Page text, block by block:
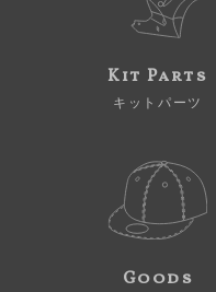
Kit Parts
キットパーツ
Goods